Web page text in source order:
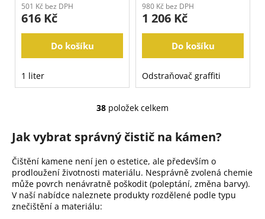
501 Kč bez DPH
616 Kč
Do košíku
1 liter
980 Kč bez DPH
1 206 Kč
Do košíku
Odstraňovač graffiti
O
l
d
a
c
38 položek celkem
Jak vybrat správný čistič na kámen?
Čištění kamene není jen o estetice, ale především o
prodloužení životnosti materiálu. Nesprávně zvolená chemie
může povrch nenávratně poškodit (poleptání, změna barvy).
V naší nabídce naleznete produkty rozdělené podle typu
znečištění a materiálu: